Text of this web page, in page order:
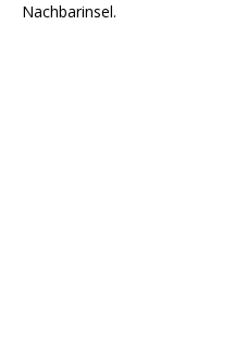
Nachbarinsel.